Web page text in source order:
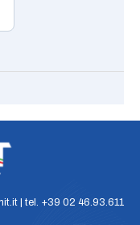
| tel. +39 02 46.93.611